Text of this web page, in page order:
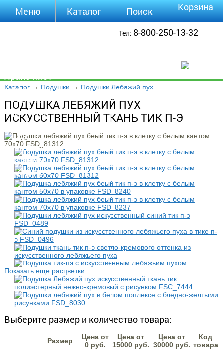
Тел: 8-800-250-13-32
Каталог→ Подушки → Подушки Лебяжий пух
ПОДУШКА ЛЕБЯЖИЙ ПУХ
ИСКУССТВЕННЫЙ ТКАНЬ ТИК П-Э
Показать еще расцветки
Выберите размер и количество товара:
Размер
Цена от
0 руб.
Цена от
15000 руб.
Цена от
30000 руб.
Код
товара
Меню
Прайс-лист
Каталог
Оплата
Доставка
Полезная
инфа
Магазины
Отзывы
Видео
Каталог Поиск Корзина